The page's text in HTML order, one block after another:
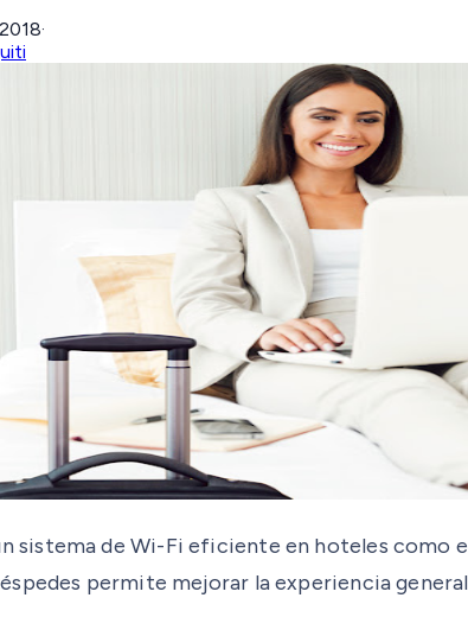
·
sistema de Wi-Fi eficiente en hoteles como
permite mejorar la experiencia